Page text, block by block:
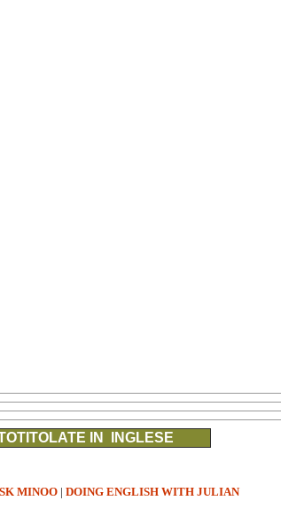
IN INGLESE
MINOO | DOING ENGLISH WITH JULIAN